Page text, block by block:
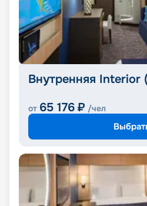
Внутренняя Interior
от 65 176 ₽ /чел